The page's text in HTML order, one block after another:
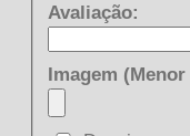
Avaliação:
Imagem